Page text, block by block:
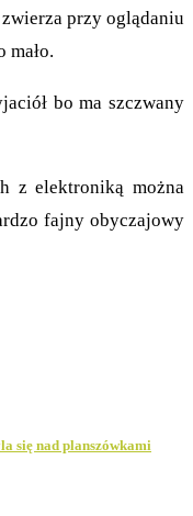
przy oglądaniu
mało.
bo ma szczwany
z elektroniką można
fajny obyczajowy
się nad planszówkami